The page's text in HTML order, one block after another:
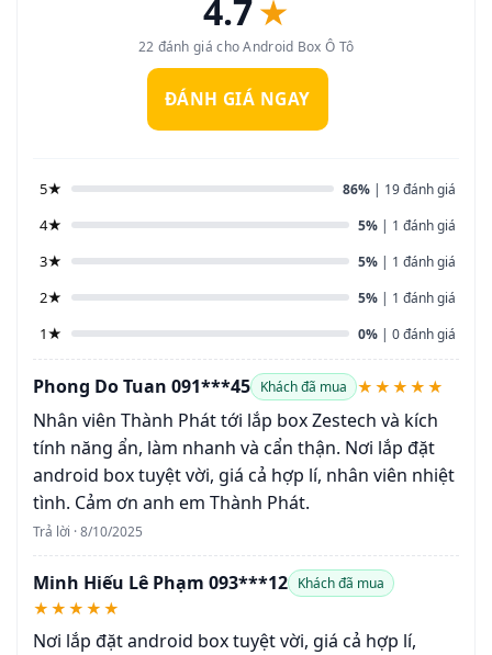
4.7★
22 đánh giá cho Android Box Ô Tô
ĐÁNH GIÁ NGAY
5★ 86% | 19 đánh giá
4★ 5% | 1 đánh giá
3★ 5% | 1 đánh giá
2★ 5% | 1 đánh giá
1★ 0% | 0 đánh giá
Phong Do Tuan 091***45 Khách đã mua ★★★★★
Nhân viên Thành Phát tới lắp box Zestech và kích
tính năng ẩn, làm nhanh và cẩn thận. Nơi lắp đặt
android box tuyệt vời, giá cả hợp lí, nhân viên nhiệt
tình. Cảm ơn anh em Thành Phát.
Trả lời · 8/10/2025
Minh Hiếu Lê Phạm 093***12 Khách đã mua
★★★★★
Nơi lắp đặt android box tuyệt vời, giá cả hợp lí,